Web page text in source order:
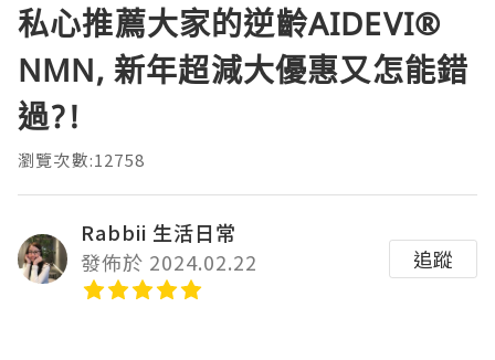
私心推薦大家的逆齡AIDEVI®️
NMN, 新年超減大優惠又怎能錯
過?!
瀏覽次數:12758
Rabbii 生活日常
發佈於 2024.02.22
追蹤